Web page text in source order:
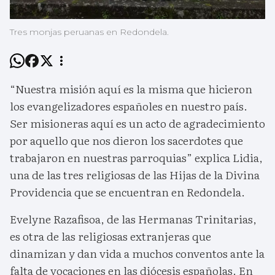
Tres monjas peruanas en Redondela.
“Nuestra misión aquí es la misma que hicieron
los evangelizadores españoles en nuestro país.
Ser misioneras aquí es un acto de agradecimiento
por aquello que nos dieron los sacerdotes que
trabajaron en nuestras parroquias” explica Lidia,
una de las tres religiosas de las Hijas de la Divina
Providencia que se encuentran en Redondela.
Evelyne Razafisoa, de las Hermanas Trinitarias,
es otra de las religiosas extranjeras que
dinamizan y dan vida a muchos conventos ante la
falta de vocaciones en las diócesis españolas. En